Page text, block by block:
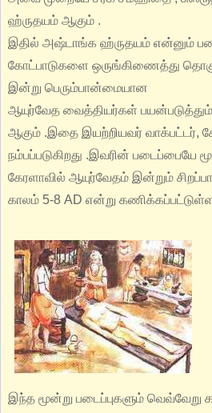
ஹ்ருதயம் ஆகும் .
இதில் அஷ்டாங்க ஹ்ருதயம் என்னும்
கோட்பாடுகளை ஒருங்கிணைத்து
இன்று பெரும்பான்மையான
ஆயுர்வேத வைத்தியர்கள் பயன்படுத்தும்
ஆகும் .இதை இயற்றியவர் வாக்பட்டர்,
நம்பப்படுகிறது .இவரின் படைப்பையே
கேரளாவில் ஆயுர்வேதம் இன்றும்
காலம் 5-8 AD என்று
இந்த மூன்று படைப்புகளும் வெவ்வேறு